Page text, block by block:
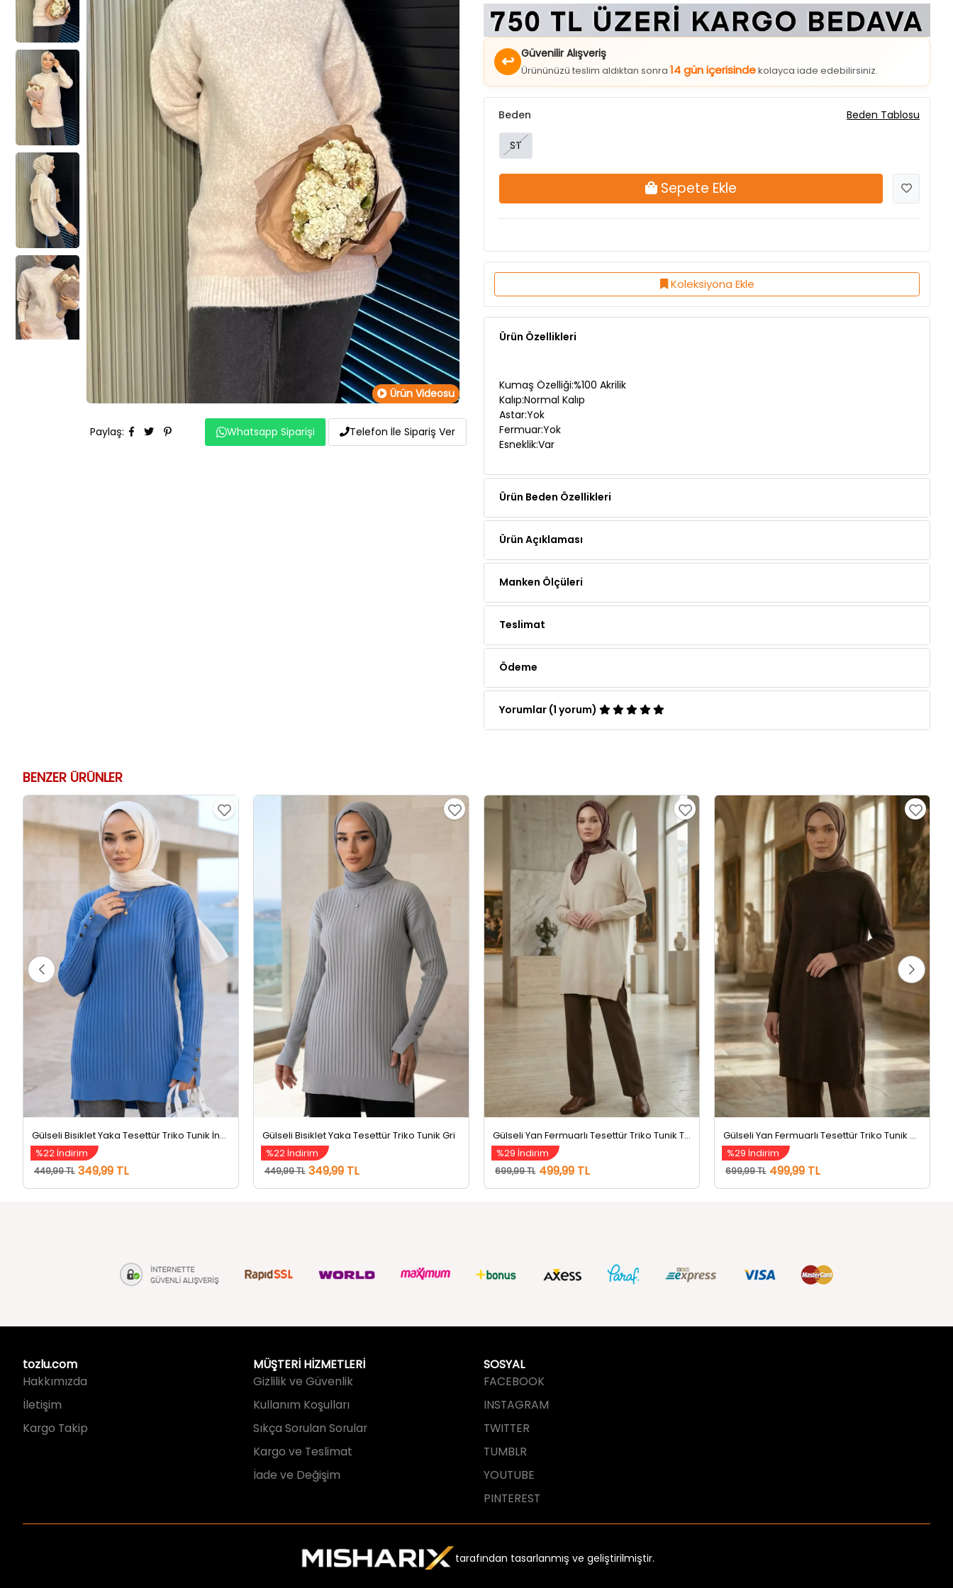
Ürün Videosu
Paylaş: Whatsapp Siparişi Telefon İle Sipariş Ver
↩ Güvenilir Alışveriş
Ürününüzü teslim aldıktan sonra14 gün içerisindekolayca iade edebilirsiniz.
ST
Koleksiyona Ekle
Ürün Özellikleri
Astar:Yok
Fermuar:Yok
Esneklik:Var
Manken Ölçüleri
%22 İndirim
449,99 TL 349,99 TL
Gülseli Bisiklet Yaka Tesettür Triko Tunik Gri
%22 İndirim
449,99 TL 349,99 TL
Gülseli Yan Fermuarlı Tesettür Triko Tunik Taş
%29 İndirim
699,99 TL 499,99 TL
%29 İndirim
699,99 TL 499,99 TL
tozlu.com
İletişim
Kargo Takip
MÜŞTERİ HİZMETLERİ
Kullanım Koşulları
SOSYAL
INSTAGRAM
tarafından tasarlanmış ve geliştirilmiştir.